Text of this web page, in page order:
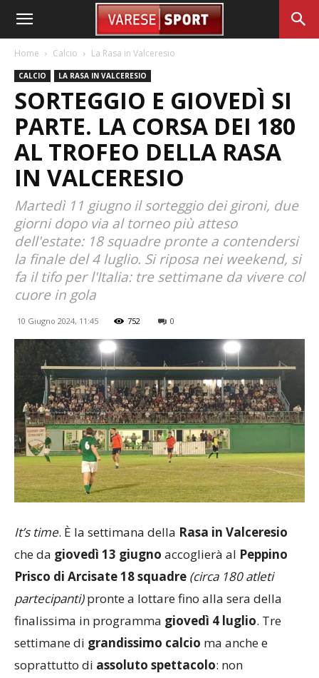
Home Calcio La Rasa in Valceresio
CALCIO LA RASA IN VALCERESIO
SORTEGGIO E GIOVEDÌ SI
PARTE. LA CORSA DEI 180
AL TROFEO DELLA RASA
IN VALCERESIO
Martedì 11 giugno il sorteggio dei gironi, due
giorni dopo via al torneo più atteso
dell'estate: 18 squadre pronte a contendersi
la finale del 4 luglio. Si riposa nei weekend, si
fa il tifo per l'Italia: tre settimane da vivere col
cuore in gola
10 Giugno 2024, 11:45 752 0
It’s time. È la settimana della Rasa in Valceresio
che da giovedì 13 giugno accoglierà al Peppino
Prisco di Arcisate18 squadre (circa 180 atleti
partecipanti)pronte a lottare fino alla sera della
finalissima in programma giovedì 4 luglio. Tre
settimane di grandissimo calcio ma anche e
soprattutto di assoluto spettacolo: non